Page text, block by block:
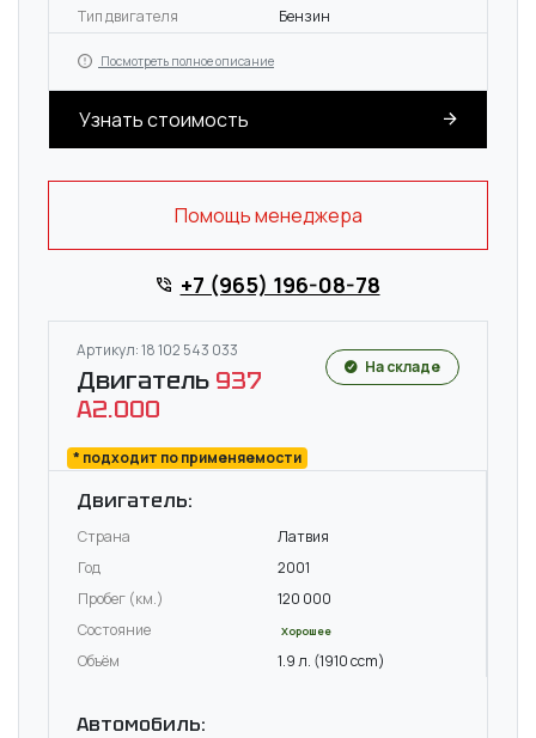
Тип двигателя Бензин
Посмотреть полное описание
Узнать стоимость
Помощь менеджера
+7 (965) 196-08-78
Артикул: 18 102 543 033
Двигатель 937
A2.000
* подходит по применяемости
На складе
Двигатель:
Страна
Латвия
Год
2001
Пробег (км.)
120 000
Состояние
Хорошее
Объём 1.9 л. (1910 ccm)
Автомобиль: